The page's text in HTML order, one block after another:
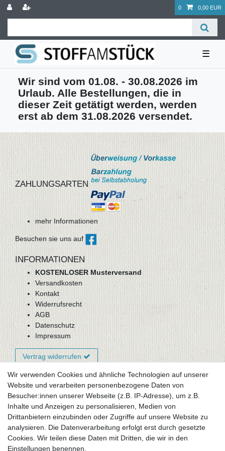
0 0,00 EUR
☰
Wir sind vom 01.08. - 30.08.2026 im
Urlaub. Alle Bestellungen, die in
dieser Zeit getätigt werden, werden
erst ab dem 31.08.2026 versendet.
ZAHLUNGSARTEN
mehr Informationen
Besuchen sie uns auf
INFORMATIONEN
KOSTENLOSER Musterversand
Versandkosten
Kontakt
Widerrufsrecht
AGB
Datenschutz
Impressum
Vertrag widerrufen
Newsletter-Anmeldung
FAQ / Fragen
Mein Warenkorb
Mein Merkzettel
Mein Konto
Wir verwenden Cookies und ähnliche Technologien auf unserer
Website und verarbeiten personenbezogene Daten von
Besucher:innen unserer Webseite (z.B. IP-Adresse), um z.B.
Inhalte und Anzeigen zu personalisieren, Medien von
Drittanbietern einzubinden oder Zugriffe auf unsere Website zu
analysieren. Die Datenverarbeitung erfolgt erst durch gesetzte
Cookies. Wir teilen diese Daten mit Dritten, die wir in den
Einstellungen benennen.